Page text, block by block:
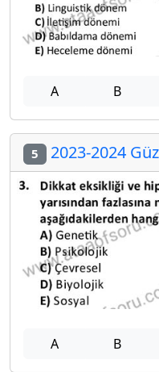
A B
5 2023-2024
A B